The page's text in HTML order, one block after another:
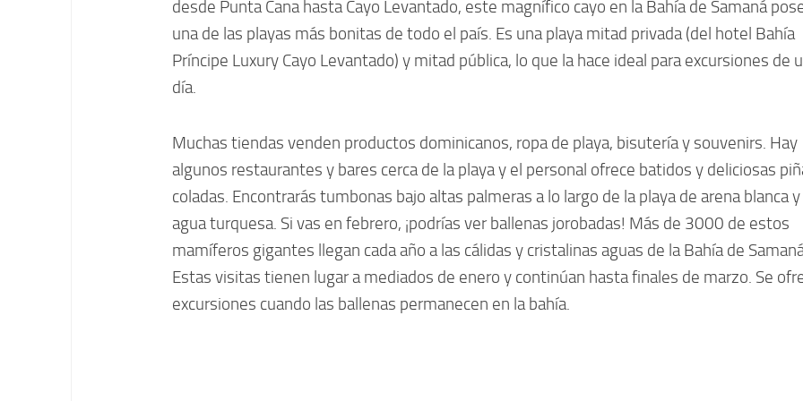
desde Punta Cana hasta Cayo Levantado, este magnífico cayo en la Bahía de Samaná
una de las playas más bonitas de todo el país. Es una playa mitad privada (del hotel Bahía
Príncipe Luxury Cayo Levantado) y mitad pública, lo que la hace ideal para excursiones de
día.
Muchas tiendas venden productos dominicanos, ropa de playa, bisutería y souvenirs. Hay
algunos restaurantes y bares cerca de la playa y el personal ofrece batidos y deliciosas
coladas. Encontrarás tumbonas bajo altas palmeras a lo largo de la playa de arena blanca y
agua turquesa. Si vas en febrero, ¡podrías ver ballenas jorobadas! Más de 3000 de estos
mamíferos gigantes llegan cada año a las cálidas y cristalinas aguas de la Bahía de
Estas visitas tienen lugar a mediados de enero y continúan hasta finales de marzo. Se
excursiones cuando las ballenas permanecen en la bahía.